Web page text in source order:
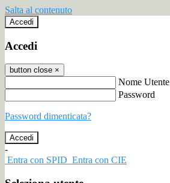
Salta al contenuto
Accedi
Accedi
button close ×
Nome Utente
Password
Password dimenticata?
-
Entra con SPID Entra con CIE